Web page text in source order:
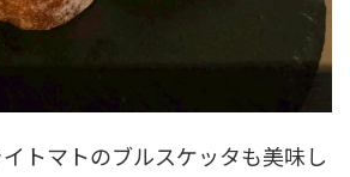
トマトのブルスケッタも美味し